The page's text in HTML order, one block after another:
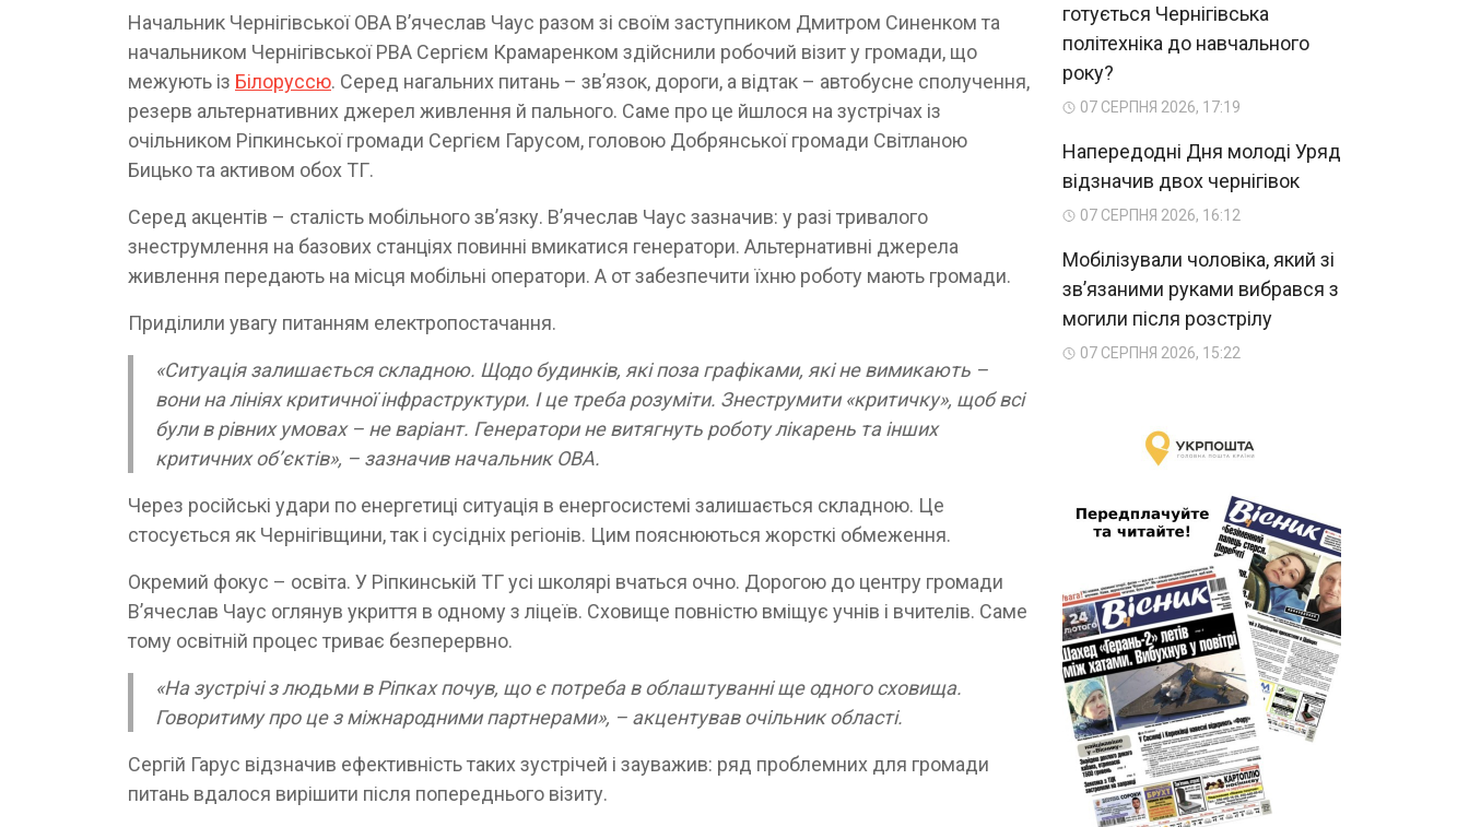
Начальник Чернігівської ОВА В’ячеслав Чаус разом зі своїм заступником Дмитром Синенком та
начальником Чернігівської РВА Сергієм Крамаренком здійснили робочий візит у громади, що
межують із Білоруссю. Серед нагальних питань – зв’язок, дороги, а відтак – автобусне сполучення,
резерв альтернативних джерел живлення й пального. Саме про це йшлося на зустрічах із
очільником Ріпкинської громади Сергієм Гарусом, головою Добрянської громади Світланою
Бицько та активом обох ТГ.
Серед акцентів – сталість мобільного зв’язку. В’ячеслав Чаус зазначив: у разі тривалого
знеструмлення на базових станціях повинні вмикатися генератори. Альтернативні джерела
живлення передають на місця мобільні оператори. А от забезпечити їхню роботу мають громади.
Приділили увагу питанням електропостачання.
«Ситуація залишається складною. Щодо будинків, які поза графіками, які не вимикають –
вони на лініях критичної інфраструктури. І це треба розуміти. Знеструмити «критичку», щоб всі
були в рівних умовах – не варіант. Генератори не витягнуть роботу лікарень та інших
критичних обʼєктів», – зазначив начальник ОВА.
Через російські удари по енергетиці ситуація в енергосистемі залишається складною. Це
стосується як Чернігівщини, так і сусідніх регіонів. Цим пояснюються жорсткі обмеження.
Окремий фокус – освіта. У Ріпкинській ТГ усі школярі вчаться очно. Дорогою до центру громади
В’ячеслав Чаус оглянув укриття в одному з ліцеїв. Сховище повністю вміщує учнів і вчителів. Саме
тому освітній процес триває безперервно.
«На зустрічі з людьми в Ріпках почув, що є потреба в облаштуванні ще одного сховища.
Говоритиму про це з міжнародними партнерами», – акцентував очільник області.
Сергій Гарус відзначив ефективність таких зустрічей і зауважив: ряд проблемних для громади
питань вдалося вирішити після попереднього візиту.
готується Чернігівська
політехніка до навчального
року?
07 СЕРПНЯ 2026, 17:19
Напередодні Дня молоді Уряд
відзначив двох чернігівок
07 СЕРПНЯ 2026, 16:12
Мобілізували чоловіка, який зі
зв’язаними руками вибрався з
могили після розстрілу
07 СЕРПНЯ 2026, 15:22